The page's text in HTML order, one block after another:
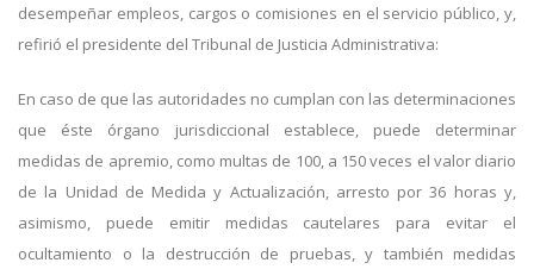
desempeñar empleos, cargos o comisiones en el servicio público, y,
refirió el presidente del Tribunal de Justicia Administrativa:
En caso de que las autoridades no cumplan con las determinaciones
que éste órgano jurisdiccional establece, puede determinar
medidas de apremio, como multas de 100, a 150 veces el valor diario
de la Unidad de Medida y Actualización, arresto por 36 horas y,
asimismo, puede emitir medidas cautelares para evitar el
ocultamiento o la destrucción de pruebas, y también medidas